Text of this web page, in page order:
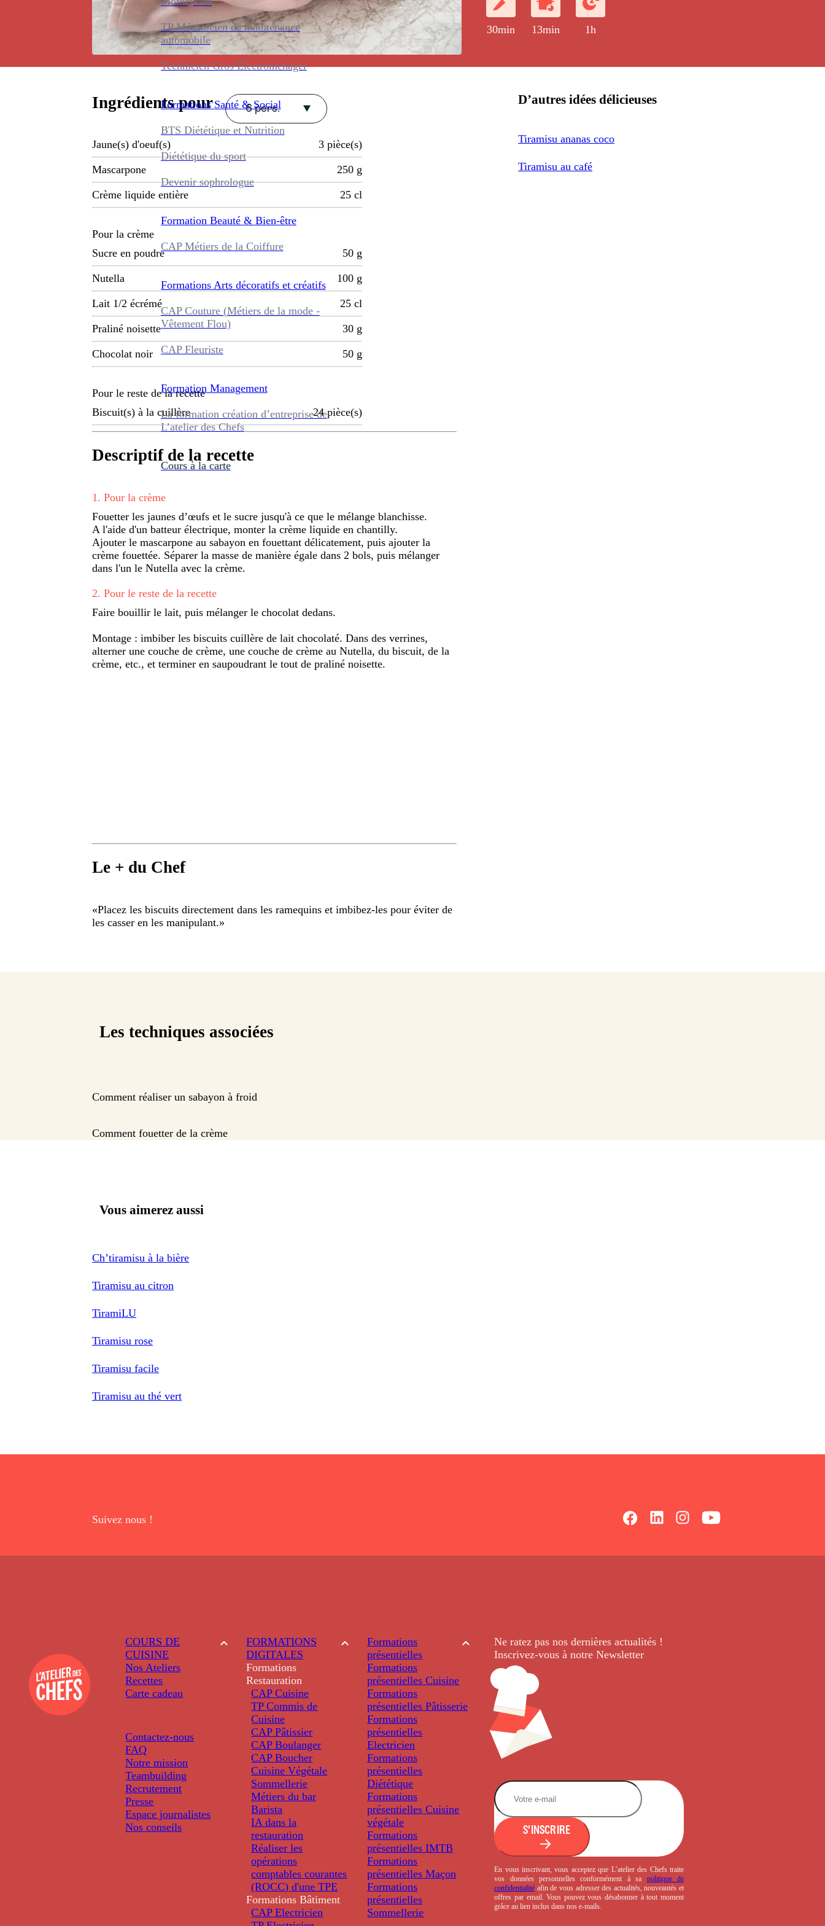
TP Mécanicien de maintenance
automobile
Technicien Gros Électroménager
Formations Santé & Social
BTS Diététique et Nutrition
Diététique du sport
Devenir sophrologue
Formation Beauté & Bien-être
CAP Métiers de la Coiffure
Formations Arts décoratifs et créatifs
CAP Couture (Métiers de la mode -
Vêtement Flou)
CAP Fleuriste
Formation Management
La formation création d’entreprise de
L’atelier des Chefs
Cours à la carte
30min 13min 1h
Ingrédients pour 6 pers.
Jaune(s) d'oeuf(s) 3 pièce(s)
Mascarpone 250 g
Crème liquide entière 25 cl
Pour la crème
Sucre en poudre
50 g
Nutella 100 g
Lait 1/2 écrémé 25 cl
Praliné noisette 30 g
Chocolat noir 50 g
Pour le reste de la recette
Biscuit(s) à la cuillère
24 pièce(s)
Descriptif de la recette
1 . Pour la crème
Fouetter les jaunes d’œufs et le sucre jusqu'à ce que le mélange blanchisse.
A l'aide d'un batteur électrique, monter la crème liquide en chantilly.
Ajouter le mascarpone au sabayon en fouettant délicatement, puis ajouter la
crème fouettée. Séparer la masse de manière égale dans 2 bols, puis mélanger
dans l'un le Nutella avec la crème.
2. Pour le reste de la recette
Faire bouillir le lait, puis mélanger le chocolat dedans.
Montage : imbiber les biscuits cuillère de lait chocolaté. Dans des verrines,
alterner une couche de crème, une couche de crème au Nutella, du biscuit, de la
crème, etc., et terminer en saupoudrant le tout de praliné noisette.
Le + du Chef
«Placez les biscuits directement dans les ramequins et imbibez-les pour éviter de
les casser en les manipulant.»
D’autres idées délicieuses
Tiramisu ananas coco
Tiramisu au café
Les techniques associées
Comment réaliser un sabayon à froid
Comment fouetter de la crème
Vous aimerez aussi
Ch’tiramisu à la bière
Tiramisu au citron
TiramiLU
Tiramisu rose
Tiramisu facile
Tiramisu au thé vert
Suivez nous !
COURS DE
CUISINE
Nos Ateliers
Recettes
Carte cadeau
Contactez-nous
FAQ
Notre mission
Teambuilding
Recrutement
Presse
Espace journalistes
Nos conseils
FORMATIONS
DIGITALES
Formations
Restauration
CAP Cuisine
TP Commis de
Cuisine
CAP Pâtissier
CAP Boulanger
CAP Boucher
Cuisine Végétale
Sommellerie
Métiers du bar
Barista
IA dans la
restauration
Réaliser les
opérations
comptables courantes
(ROCC) d'une TPE
Formations Bâtiment
CAP Electricien
Formations
présentielles
Formations
présentielles Cuisine
Formations
présentielles Pâtisserie
Formations
présentielles
Electricien
Formations
présentielles
Diététique
Formations
présentielles Cuisine
végétale
Formations
présentielles IMTB
Formations
présentielles Maçon
Formations
présentielles
Sommellerie
Ne ratez pas nos dernièresactualités !
Inscrivez-vous à notre Newsletter.
S'INSCRIRE
En vous inscrivant, vous acceptez que L’atelier des Chefs traite
vos données personnelles conformément à sa politique de
confidentialité afin de vous adresser des actualités, nouveautés et
offres par email. Vous pouvez vous désabonner à tout moment
grâce au lien inclus dans nos e-mails.